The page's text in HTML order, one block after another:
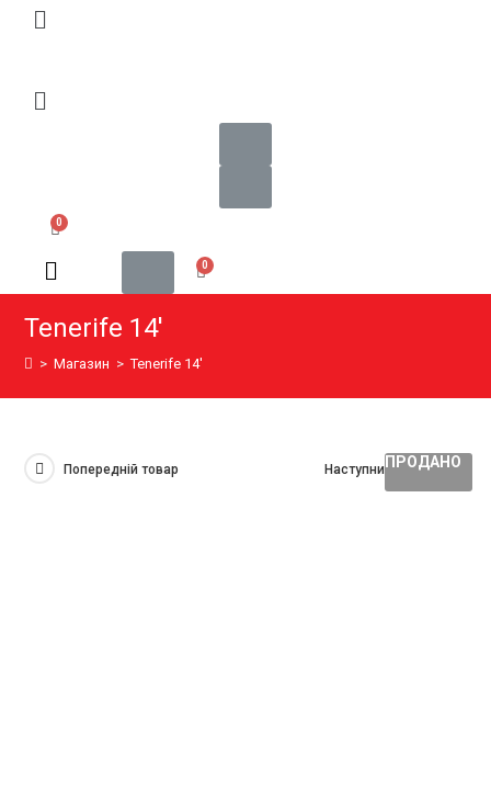
Tenerife 14′
> Магазин > Tenerife 14′
Попередній товар Наступний товар
ПРОДАНО